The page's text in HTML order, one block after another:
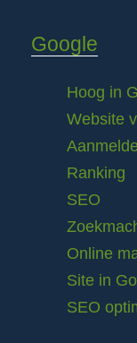
Google
Hoog in
Website
Ranking
SEO
Online
Site in
SEO